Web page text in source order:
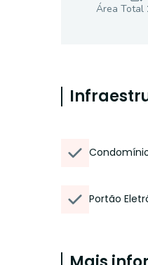
Área Total
Portão